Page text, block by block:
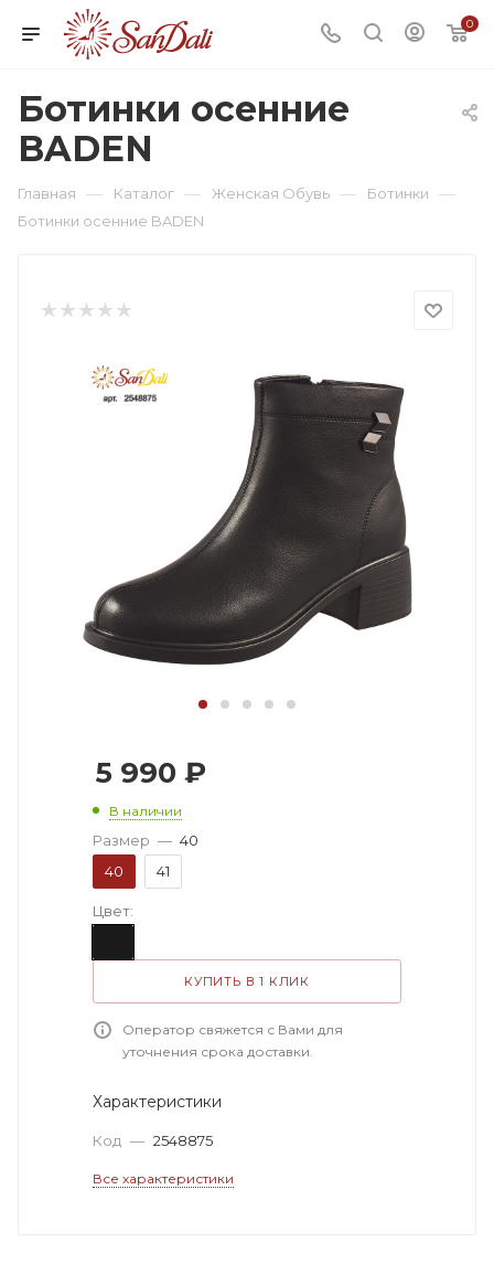
0
Ботинки осенние
BADEN
Главная — Каталог — Женская Обувь — Ботинки —
Ботинки осенние BADEN
5 990 ₽
В наличии
Размер — 40
40
41
Цвет:
КУПИТЬ В 1 КЛИК
Оператор свяжется с Вами для
уточнения срока доставки.
Характеристики
Код — 2548875
Все характеристики